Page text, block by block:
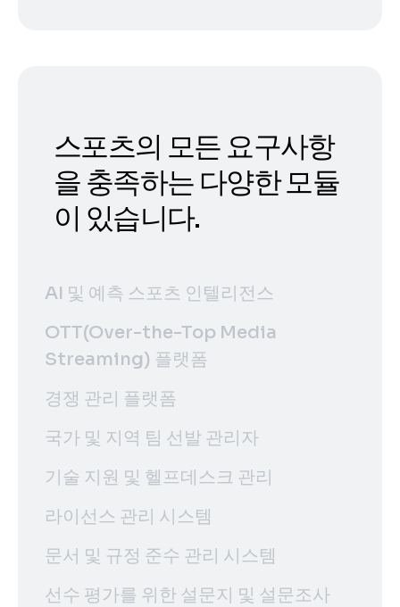
스포츠의 모든 요구사항
을 충족하는 다양한 모듈
이 있습니다.
AI 및 예측 스포츠 인텔리전스
OTT(Over-the-Top Media
Streaming) 플랫폼
경쟁 관리 플랫폼
국가 및 지역 팀 선발 관리자
기술 지원 및 헬프데스크 관리
라이선스 관리 시스템
문서 및 규정 준수 관리 시스템
선수 평가를 위한 설문지 및 설문조사